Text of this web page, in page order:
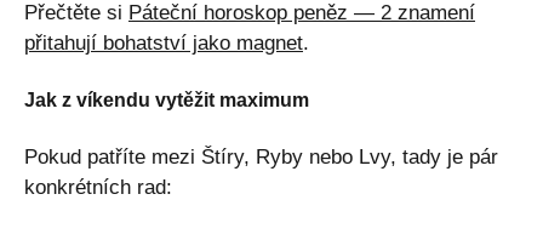
Přečtěte si Páteční horoskop peněz — 2 znamení
přitahují bohatství jako magnet.
Jak z víkendu vytěžit maximum
Pokud patříte mezi Štíry, Ryby nebo Lvy, tady je pár
konkrétních rad: